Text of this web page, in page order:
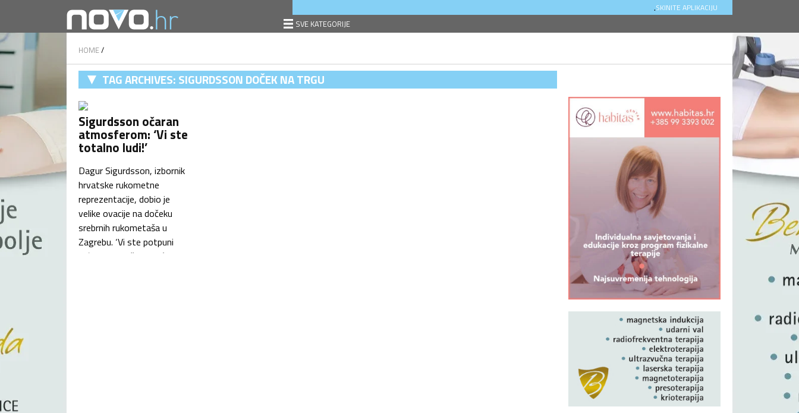
SKINITE APLIKACIJU
.
SVE KATEGORIJE
HOME/
TAG ARCHIVES: SIGURDSSON DOČEK NA TRGU
Sigurdsson očaran
atmosferom: ‘Vi ste
totalno ludi!’
Dagur Sigurdsson, izbornik
hrvatske rukometne
reprezentacije, dobio je
velike ovacije na dočeku
srebrnih rukometaša u
Zagrebu. ‘Vi ste potpuni
luđaci. Samo želim reći,